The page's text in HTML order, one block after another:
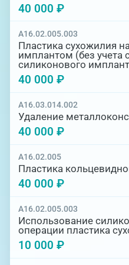
40 000 ₽
A16.02.005.003
Пластика сухожилия
имплантом (без учета
силиконового
40 000 ₽
A16.03.014.002
Удаление
40 000 ₽
A16.02.005
Пластика
40 000 ₽
A16.02.005.003
Использование
операции пластика
10 000 ₽